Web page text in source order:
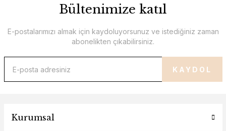
Bültenimize katıl
E-postalarımızı almak için kaydoluyorsunuz ve istediğiniz zaman
abonelikten çıkabilirsiniz.
KAYDOL
Kurumsal